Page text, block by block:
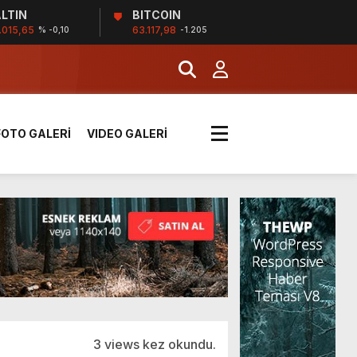
% -0,10
BITCOIN
63.117,98 -1.205
yük kazaya neden oldu
paylaştı
GALERİ VIDEO GALERİ
3 views kez okundu.